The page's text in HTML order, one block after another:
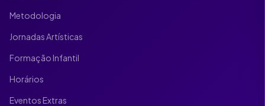
Metodologia
Jornadas Artísticas
Formação Infantil
Horários
Eventos Extras